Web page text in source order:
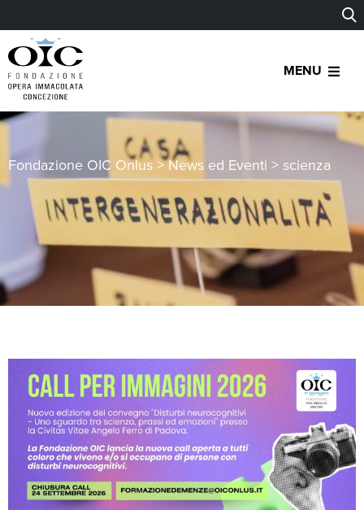
MENU
Fondazione OIC Onlus >News ed Eventi > scienza